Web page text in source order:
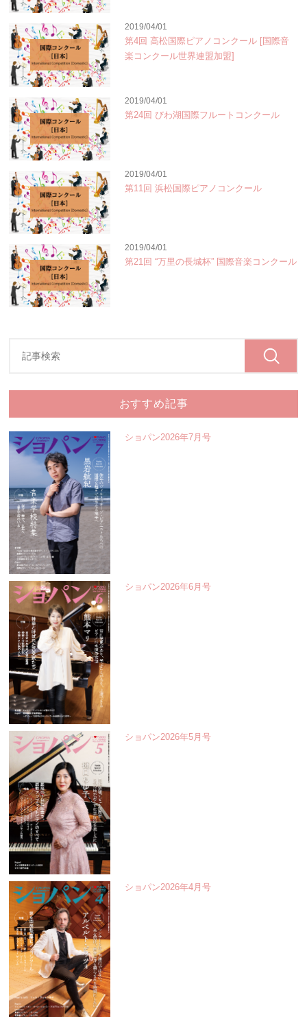
2019/04/01
第4回 高松国際ピアノコンクール [国際音
楽コンクール世界連盟加盟]
2019/04/01
第24回 びわ湖国際フルートコンクール
2019/04/01
第11回 浜松国際ピアノコンクール
2019/04/01
第21回 “万里の長城杯” 国際音楽コンクール
おすすめ記事
ショパン2026年7月号
ショパン2026年6月号
ショパン2026年5月号
ショパン2026年4月号